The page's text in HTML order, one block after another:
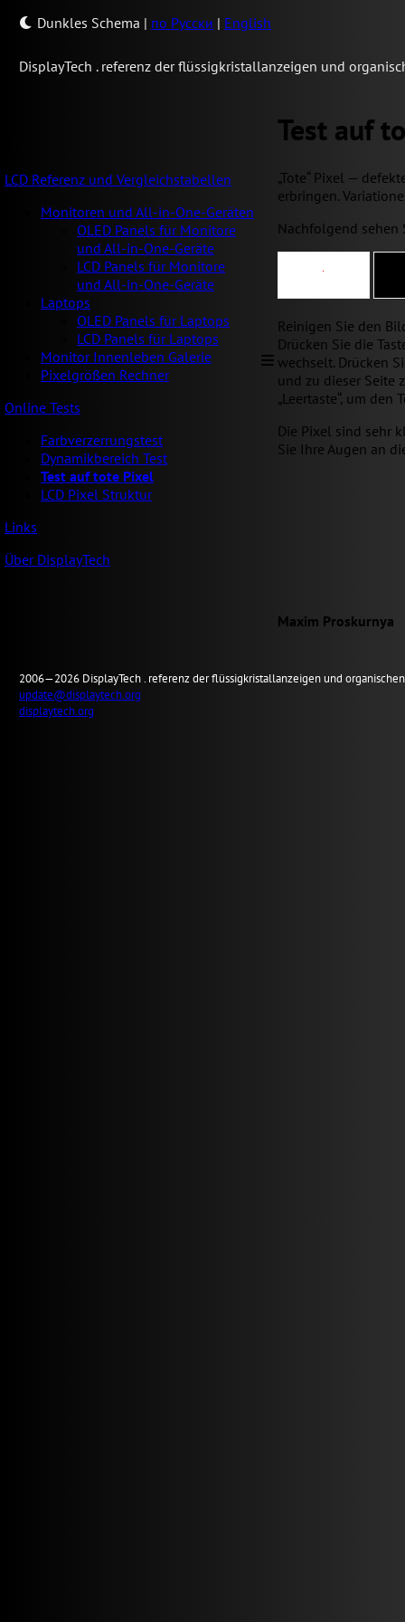
Dunkles Schema | по Русски | English
DisplayTech . referenz der flüssigkristallanzeigen und
LCD Referenz und Vergleichstabellen
Monitoren und All-in-One-Geräten
OLED Panels für Monitore
und All-in-One-Geräte
LCD Panels für Monitore
und All-in-One-Geräte
Laptops
OLED Panels für Laptops
LCD Panels für Laptops
Monitor Innenleben Galerie
Pixelgrößen Rechner
Online Tests
Farbverzerrungstest
Dynamikbereich Test
Test auf tote Pixel
LCD Pixel Struktur
Links
Über DisplayTech
Test auf
„Tote“ Pixel —
erbringen.
Nachfolgend sehen
Reinigen Sie den
Drücken Sie die
wechselt. Drücken
und zu dieser Seite
„Leertaste“, um
Die Pixel sind sehr
Sie Ihre Augen an
Maxim Proskurnya
2006—2026 DisplayTech . referenz der flüssigkristallanzeigen und
update@displaytech.org
displaytech.org